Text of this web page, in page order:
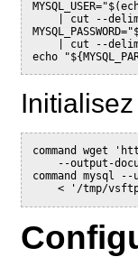
| cut --
| cut --
command wget
--output-
command mysql --